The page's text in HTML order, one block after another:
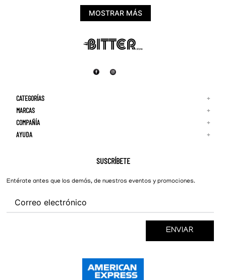
MOSTRAR MÁS
CATEGORÍAS +
MARCAS +
Adidas
Reebok
COMPAÑÍA +
Quiénes Somos
AYUDA +
SUSCRÍBETE
Entérate antes que los demás, de nuestros eventos y promociones.
ENVIAR